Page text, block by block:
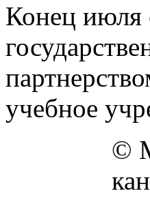
Конец июля
учебное
©